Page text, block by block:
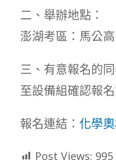
二、舉辦地點：
澎湖考區：馬公
三、有意報名的
至設備組確認報
報名連結： 化學
Post Views: 995